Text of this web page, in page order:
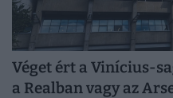
Véget ért a Vinícius-
a Realban vagy az